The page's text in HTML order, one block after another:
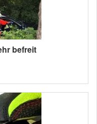
befreit